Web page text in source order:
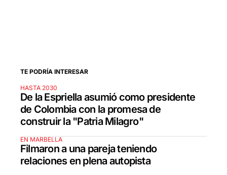
TE PODRÍA INTERESAR
HASTA 2030
De la Espriella asumió como presidente
de Colombia con la promesa de
construir la "Patria Milagro"
EN MARBELLA
Filmaron a una pareja teniendo
relaciones en plena autopista